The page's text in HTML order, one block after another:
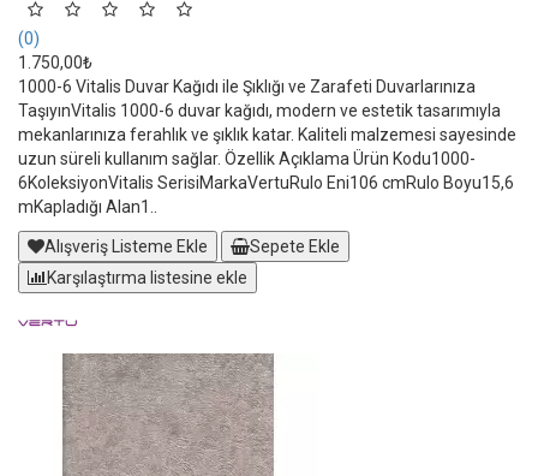
(0)
1.750,00₺
1000-6 Vitalis Duvar Kağıdı ile Şıklığı ve Zarafeti Duvarlarınıza
TaşıyınVitalis 1000-6 duvar kağıdı, modern ve estetik tasarımıyla
mekanlarınıza ferahlık ve şıklık katar. Kaliteli malzemesi sayesinde
uzun süreli kullanım sağlar. Özellik Açıklama Ürün Kodu1000-
6KoleksiyonVitalis SerisiMarkaVertuRulo Eni106 cmRulo Boyu15,6
mKapladığı Alan1..
Alışveriş Listeme Ekle
Sepete Ekle
Karşılaştırma listesine ekle